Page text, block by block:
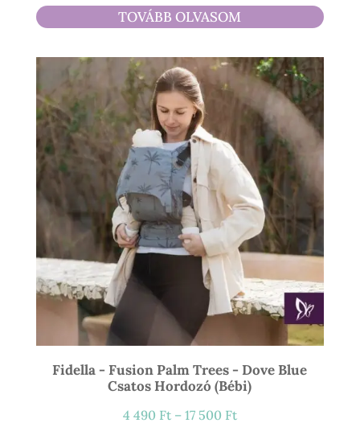
6
900 Ft
21
900 Ft
TOVÁBB OLVASOM
Fidella - Fusion Palm Trees - Dove Blue
Csatos Hordozó (bébi)
4 490 Ft – 17 500 FtÁrtartomány: